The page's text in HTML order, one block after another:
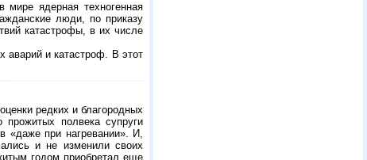
ядерная техногенная
люди, по приказу
катастрофы, в их числе
и катастроф. В этот
редких и благородных
полвека супруги
«даже при нагревании». И,
и не изменили своих
годом приобретал еще